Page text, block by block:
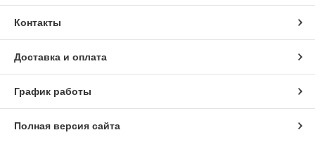
Контакты
Доставка и оплата
График работы
Полная версия сайта